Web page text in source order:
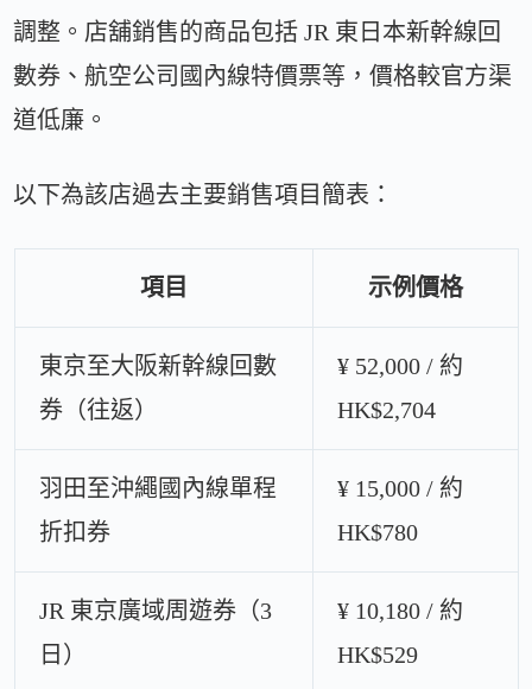
調整。店舖銷售的商品包括 JR 東日本新幹線回
數券、航空公司國內線特價票等，價格較官方渠
道低廉。
以下為該店過去主要銷售項目簡表：
項目 示例價格
東京至大阪新幹線回數
券（往返）
¥ 52,000 / 約
HK$2,704
羽田至沖繩國內線單程
折扣券
¥ 15,000 / 約
HK$780
JR 東京廣域周遊券（3
日）
¥ 10,180 / 約
HK$529